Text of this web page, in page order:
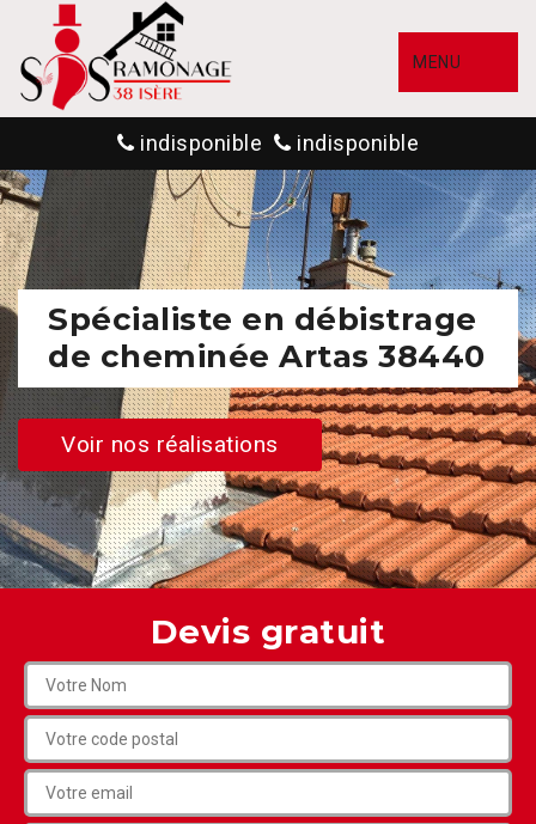
MENU
indisponible indisponible
Spécialiste en débistrage
de cheminée Artas 38440
Voir nos réalisations
Devis gratuit